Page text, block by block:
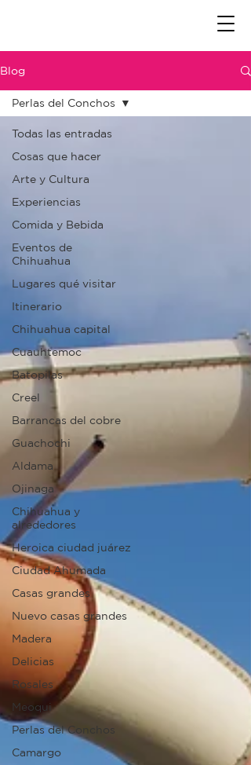
Blog
Todas las entradas
Cosas que hacer
Arte y Cultura
Experiencias
Comida y Bebida
Eventos de
Chihuahua
Lugares qué visitar
Itinerario
Chihuahua capital
Cuauhtemoc
Batopilas
Creel
Barrancas del cobre
Guachochi
Aldama
Ojinaga
Chihuahua y
alrededores
Heroica ciudad juárez
Ciudad Ahumada
Casas grandes
Nuevo casas grandes
Madera
Delicias
Rosales
Meoqui
Perlas del Conchos
Camargo
Perlas del Conchos